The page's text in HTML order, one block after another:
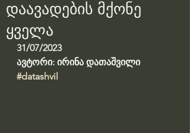
დაავადების მქონე
ყველა
31/07/2023
ავტორი: ირინა დათაშვილი
#datashvil